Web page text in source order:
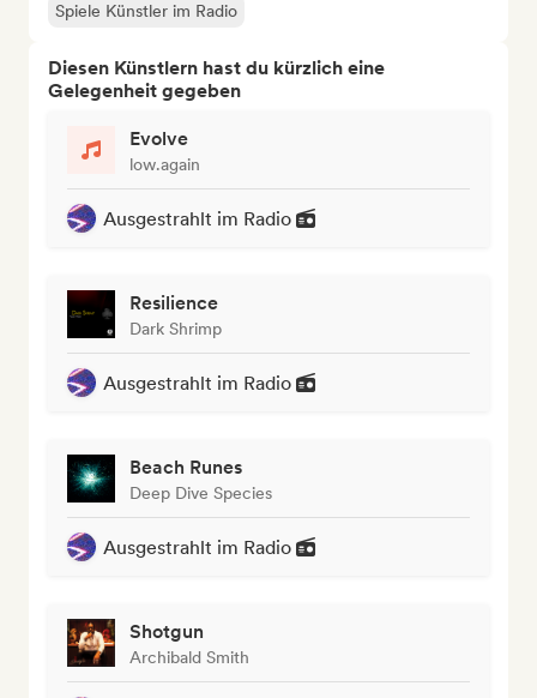
Spiele Künstler im Radio
Diesen Künstlern hast du kürzlich eine
Gelegenheit gegeben
Evolve
low.again
Ausgestrahlt im Radio
Resilience
Dark Shrimp
Ausgestrahlt im Radio
Beach Runes
Deep Dive Species
Ausgestrahlt im Radio
Shotgun
Archibald Smith